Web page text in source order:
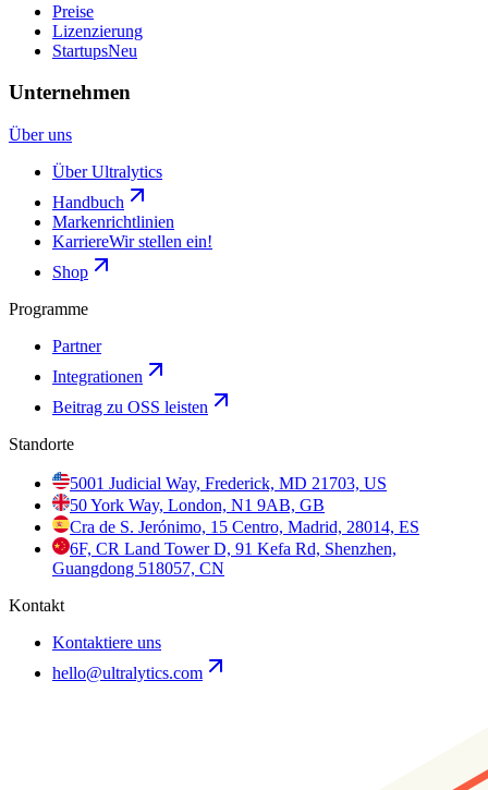
Preise
Lizenzierung
StartupsNeu
Unternehmen
Über uns
Über Ultralytics
Handbuch
Markenrichtlinien
KarriereWir stellen ein!
Shop
Programme
Partner
Integrationen
Beitrag zu OSS leisten
Standorte
5001 Judicial Way, Frederick, MD 21703, US
50 York Way, London, N1 9AB, GB
Cra de S. Jerónimo, 15 Centro, Madrid, 28014, ES
6F, CR Land Tower D, 91 Kefa Rd, Shenzhen,
Guangdong 518057, CN
Kontakt
Kontaktiere uns
hello@ultralytics.com